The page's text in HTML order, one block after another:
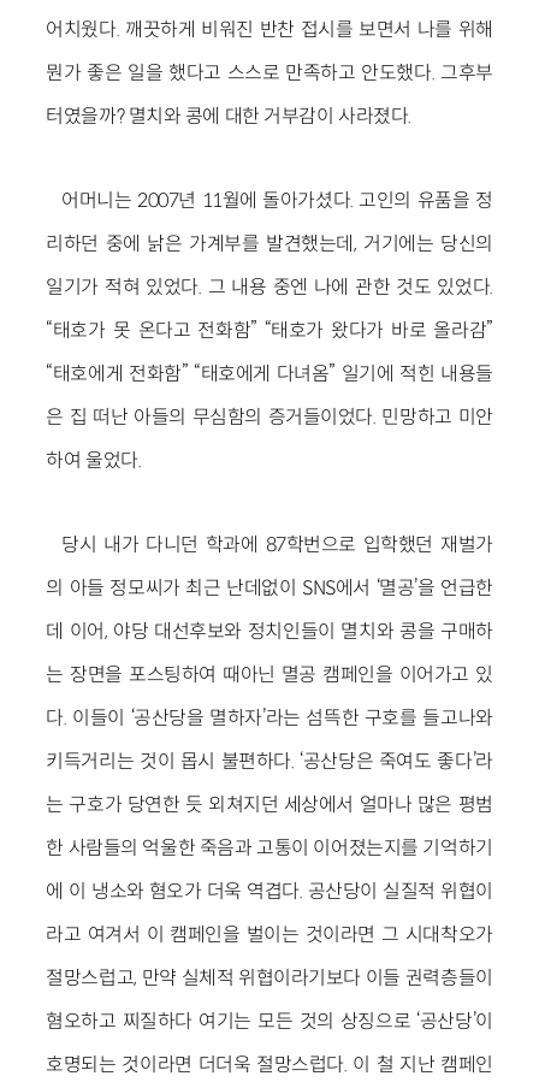
어치웠다. 깨끗하게 비워진 반찬 접시를 보면서 나를 위해
뭔가 좋은 일을 했다고 스스로 만족하고 안도했다. 그후부
터였을까? 멸치와 콩에 대한 거부감이 사라졌다.
어머니는 2007년 11월에 돌아가셨다. 고인의 유품을 정
리하던 중에 낡은 가계부를 발견했는데, 거기에는 당신의
일기가 적혀 있었다. 그 내용 중엔 나에 관한 것도 있었다.
“태호가 못 온다고 전화함” “태호가 왔다가 바로 올라감”
“태호에게 전화함” “태호에게 다녀옴” 일기에 적힌 내용들
은 집 떠난 아들의 무심함의 증거들이었다. 민망하고 미안
하여 울었다.
당시 내가 다니던 학과에 87학번으로 입학했던 재벌가
의 아들 정모씨가 최근 난데없이 SNS에서 ‘멸공’을 언급한
데 이어, 야당 대선후보와 정치인들이 멸치와 콩을 구매하
는 장면을 포스팅하여 때아닌 멸공 캠페인을 이어가고 있
다. 이들이 ‘공산당을 멸하자’라는 섬뜩한 구호를 들고나와
키득거리는 것이 몹시 불편하다. ‘공산당은 죽여도 좋다’라
는 구호가 당연한 듯 외쳐지던 세상에서 얼마나 많은 평범
한 사람들의 억울한 죽음과 고통이 이어졌는지를 기억하기
에 이 냉소와 혐오가 더욱 역겹다. 공산당이 실질적 위협이
라고 여겨서 이 캠페인을 벌이는 것이라면 그 시대착오가
절망스럽고, 만약 실체적 위협이라기보다 이들 권력층들이
혐오하고 찌질하다 여기는 모든 것의 상징으로 ‘공산당’이
호명되는 것이라면 더더욱 절망스럽다. 이 철 지난 캠페인